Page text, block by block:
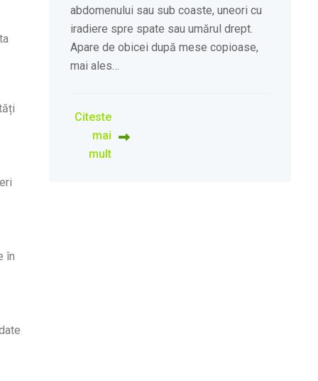
în
abdomenului sau sub coaste, uneori cu
iradiere spre spate sau umărul drept.
Apare de obicei după mese copioase,
mai ales…
Citeste
mai
mult